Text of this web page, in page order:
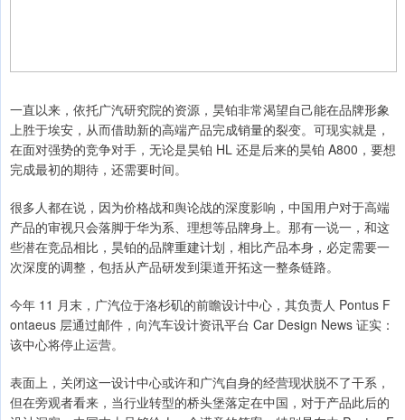
一直以来，依托广汽研究院的资源，昊铂非常渴望自己能在品牌形象
上胜于埃安，从而借助新的高端产品完成销量的裂变。可现实就是，
在面对强势的竞争对手，无论是昊铂 HL 还是后来的昊铂 A800，要想
完成最初的期待，还需要时间。
很多人都在说，因为价格战和舆论战的深度影响，中国用户对于高端
产品的审视只会落脚于华为系、理想等品牌身上。那有一说一，和这
些潜在竞品相比，昊铂的品牌重建计划，相比产品本身，必定需要一
次深度的调整，包括从产品研发到渠道开拓这一整条链路。
今年 11 月末，广汽位于洛杉矶的前瞻设计中心，其负责人 Pontus F
ontaeus 层通过邮件，向汽车设计资讯平台 Car Design News 证实：
该中心将停止运营。
表面上，关闭这一设计中心或许和广汽自身的经营现状脱不了干系，
但在旁观者看来，当行业转型的桥头堡落定在中国，对于产品此后的